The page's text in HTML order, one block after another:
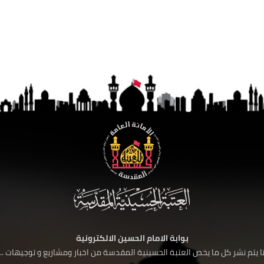
بوابة الامام الحسين الالكترونية
يتم نشر كل ما يخص العتبة الحسينية المقدسة من اخبار ومشاريع و توجيهات